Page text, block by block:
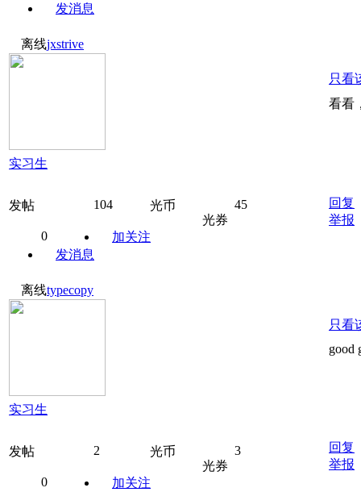
发消息
离线jxstrive
实习生
发帖 104 光币
45
光券
0
加关注
发消息
只看
看看
回复
举报
离线typecopy
实习生
发帖 2 光币
3
光券
0
加关注
只看
good
回复
举报